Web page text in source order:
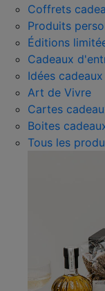
Coffrets
Produits
Éditions
Cadeaux
Idées cadeaux
Art de Vivre
Cartes
Boites
Tous les